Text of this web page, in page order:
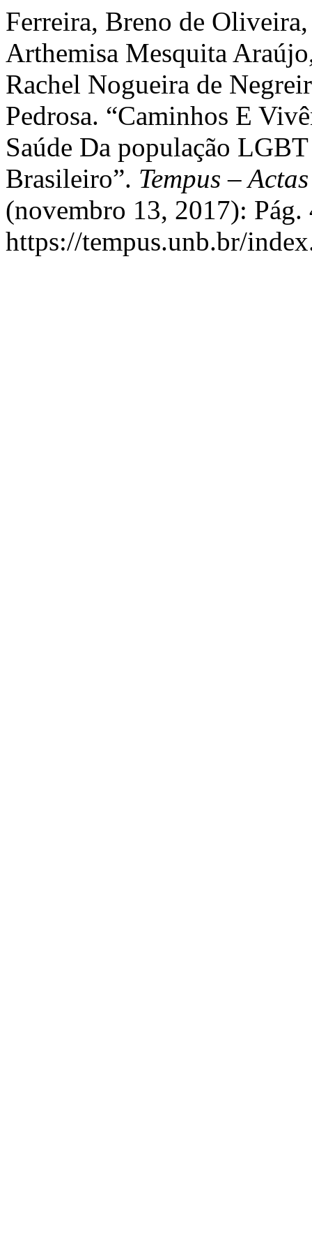
Ferreira, Breno de
Arthemisa Mesquita
Rachel Nogueira de
Pedrosa. “Caminhos E
Saúde Da população
Brasileiro”. Tempus –
(novembro 13, 2017): Pág.
https://tempus.unb.br/